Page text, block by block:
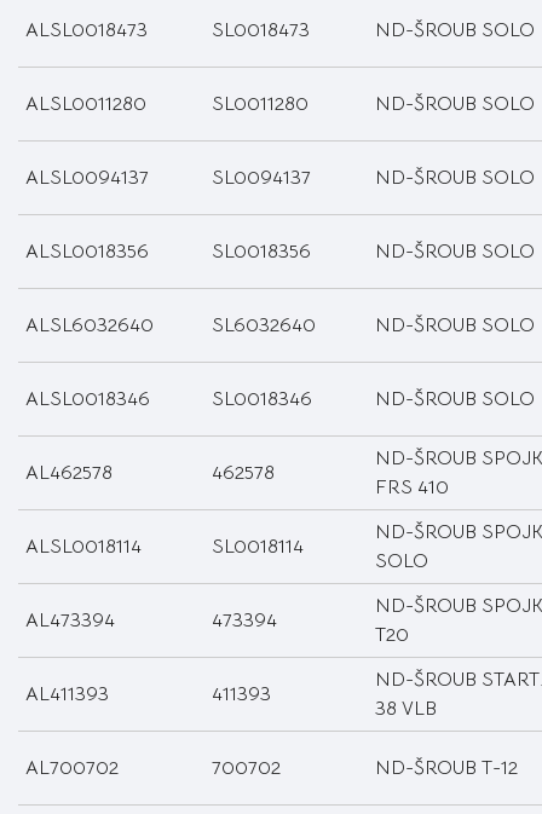
ALSL0018473 SL0018473 ND-ŠROUB SOLO
ALSL0011280 SL0011280 ND-ŠROUB SOLO
ALSL0094137 SL0094137 ND-ŠROUB SOLO
ALSL0018356 SL0018356 ND-ŠROUB SOLO
ALSL6032640 SL6032640 ND-ŠROUB SOLO
ALSL0018346 SL0018346 ND-ŠROUB SOLO
AL462578 462578
ND-ŠROUB
FRS 410
ALSL0018114 SL0018114
ND-ŠROUB
SOLO
AL473394 473394
ND-ŠROUB
T20
AL411393 411393
ND-ŠROUB
38 VLB
AL700702 700702 ND-ŠROUB T-12